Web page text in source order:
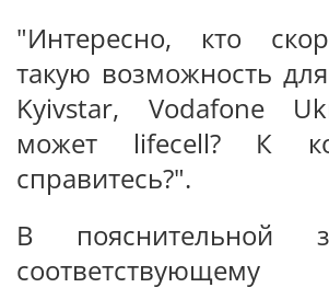
"Интересно, кто
такую возможность
Kyivstar, Vodafone
может lifecell? К
справитесь?".
В пояснительной
соответствующему